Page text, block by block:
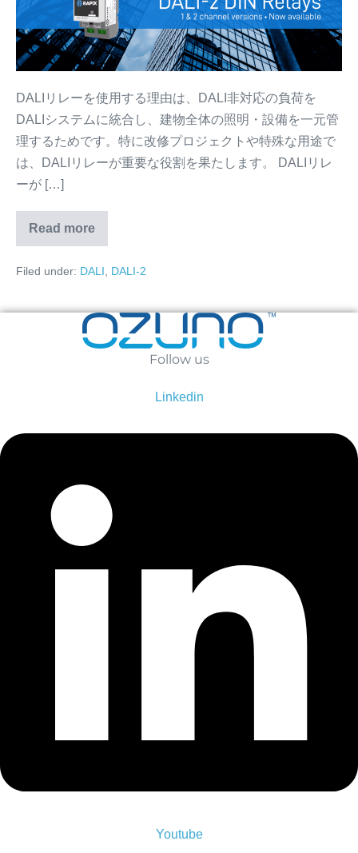
–
後
退
で
は
な
く
前
DALIリレーを使用する理由は、DALI非対応の負荷を
DALIシステムに統合し、建物全体の照明・設備を一元管
理するためです。特に改修プロジェクトや特殊な用途で
は、DALIリレーが重要な役割を果たします。 DALIリレ
ーが […]
Read more
DALI
リ
ー
退
Filed under: DALI, DALI-2
Follow us
Linkedin
Youtube